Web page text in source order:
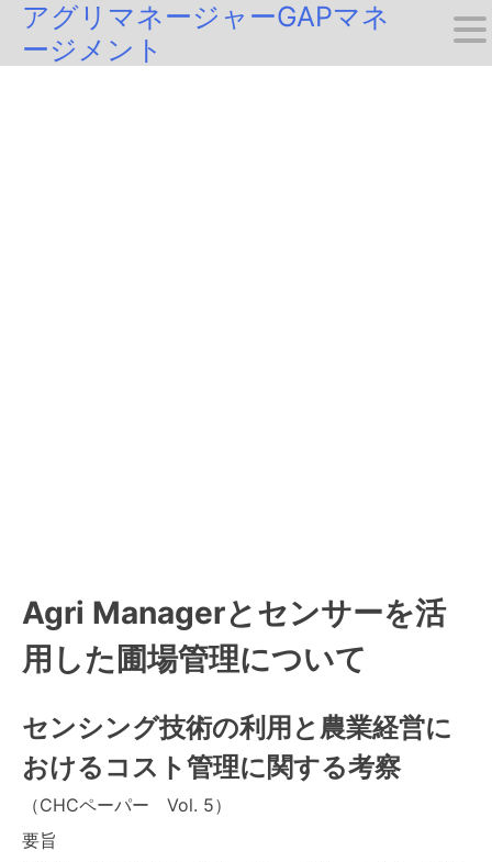
SkipアグリマネージャーGAPマネ
ージメント
Agri Managerとセンサーを活
用した圃場管理について
センシング技術の利用と農業経営に
おけるコスト管理に関する考察
（CHCペーパー Vol. 5）
要旨